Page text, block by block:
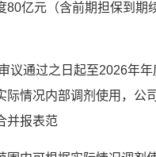
80亿元（含前期担保到期
议通过之日起至2026年
际情况内部调剂使用，公
并报表范